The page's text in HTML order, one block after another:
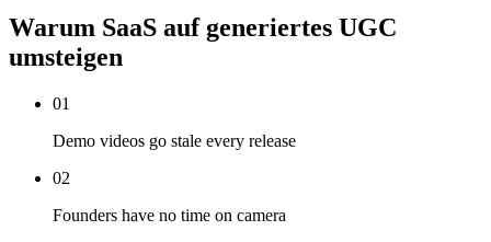
Warum SaaS auf generiertes UGC
umsteigen
01
Demo videos go stale every release
02
Founders have no time on camera